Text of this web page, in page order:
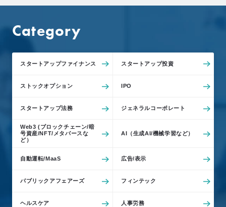
Category
スタートアップファイナンス スタートアップ投資
ストックオプション IPO
スタートアップ法務 ジェネラルコーポレート
Web3 (ブロックチェーン/暗
号資産/NFT/メタバースな
ど）
AI（生成AI/機械学習など）
自動運転/MaaS 広告/表示
パブリックアフェアーズ フィンテック
ヘルスケア 人事労務